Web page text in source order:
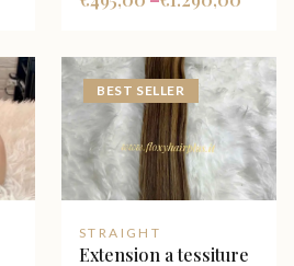
BEST SELLER
STRAIGHT
Extension a tessiture